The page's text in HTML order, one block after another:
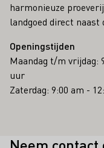
harmonieuze
landgoed direct naast
Openingstijden
Maandag t/m vrijdag:
uur
Zaterdag: 9:00 am -